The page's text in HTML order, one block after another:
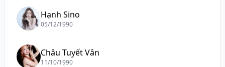
Hạnh Sino
05/12/1990
Châu Tuyết Vân
11/10/1990